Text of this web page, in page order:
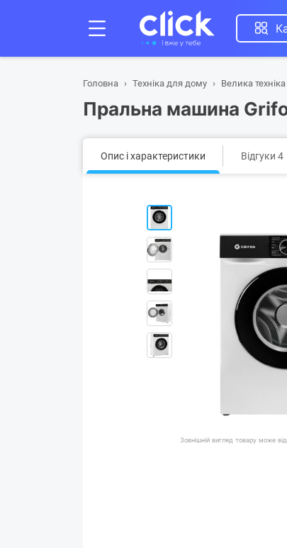
Головна Техніка для дому Велика
Пральна машина
Опис і характеристики Відгуки 4
Зовнішній вигляд товару може